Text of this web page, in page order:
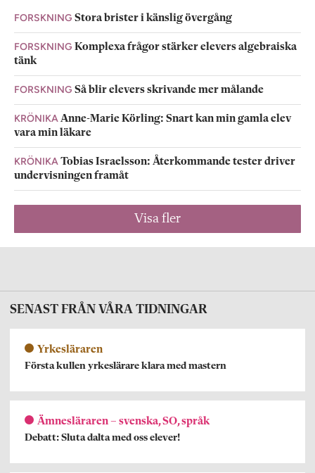
FORSKNING Stora brister i känslig övergång
FORSKNING Komplexa frågor stärker elevers algebraiska
tänk
FORSKNING Så blir elevers skrivande mer målande
KRÖNIKAAnne-Marie Körling: Snart kan min gamla elev
vara min läkare
KRÖNIKATobias Israelsson: Återkommande tester driver
undervisningen framåt
Visa fler
SENAST FRÅN VÅRA TIDNINGAR
Yrkesläraren
Första kullen yrkeslärare klara med mastern
Ämnesläraren – svenska, SO, språk
Debatt: Sluta dalta med oss elever!